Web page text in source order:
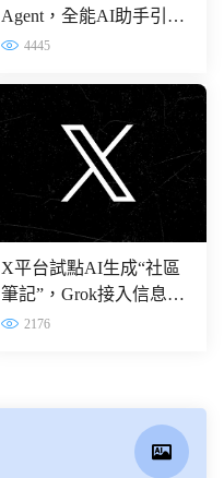
Agent，全能AI助手引領
企業智能化轉型
4445
X平台試點AI生成“社區
筆記”，Grok接入信息核
查流程
2176